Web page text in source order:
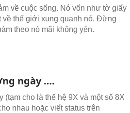
về cuộc sống. Nó vốn như tờ giấy
về thế giới xung quanh nó. Đừng
theo nó mãi không yên.
ngày ….
(tạm cho là thế hệ 9X và một số 8X
nhau hoặc viết status trên